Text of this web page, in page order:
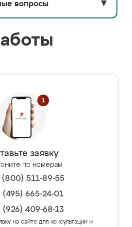
вопросы ▼
заявку
по номерам
(800) 511-89-55
(495) 665-24-01
(926) 409-68-13
на сайте для консультации и